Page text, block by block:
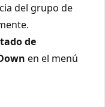
del grupo de
de
en el menú